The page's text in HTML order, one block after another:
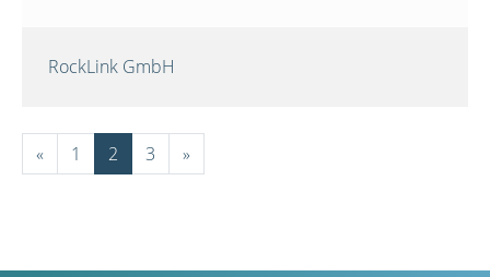
RockLink GmbH
« 1 2 3 »